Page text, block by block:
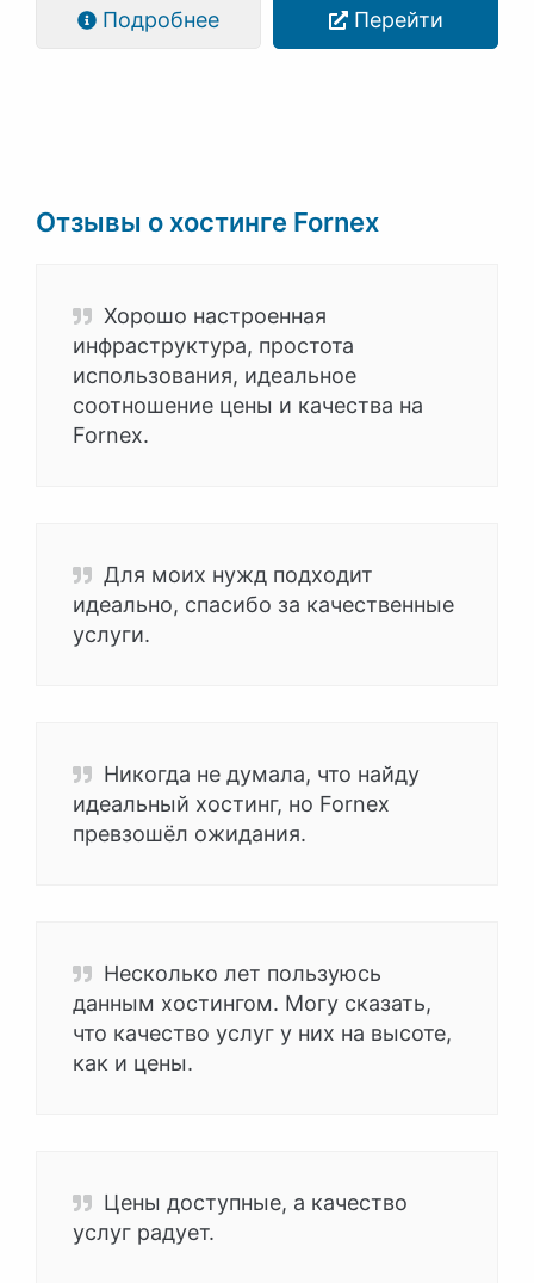
Подробнее Перейти
Отзывы о хостинге Fornex
Хорошо настроенная
инфраструктура, простота
использования, идеальное
соотношение цены и качества на
Fornex.
Для моих нужд подходит
идеально, спасибо за качественные
услуги.
Никогда не думала, что найду
идеальный хостинг, но Fornex
превзошёл ожидания.
Несколько лет пользуюсь
данным хостингом. Могу сказать,
что качество услуг у них на высоте,
как и цены.
Цены доступные, а качество
услуг радует.